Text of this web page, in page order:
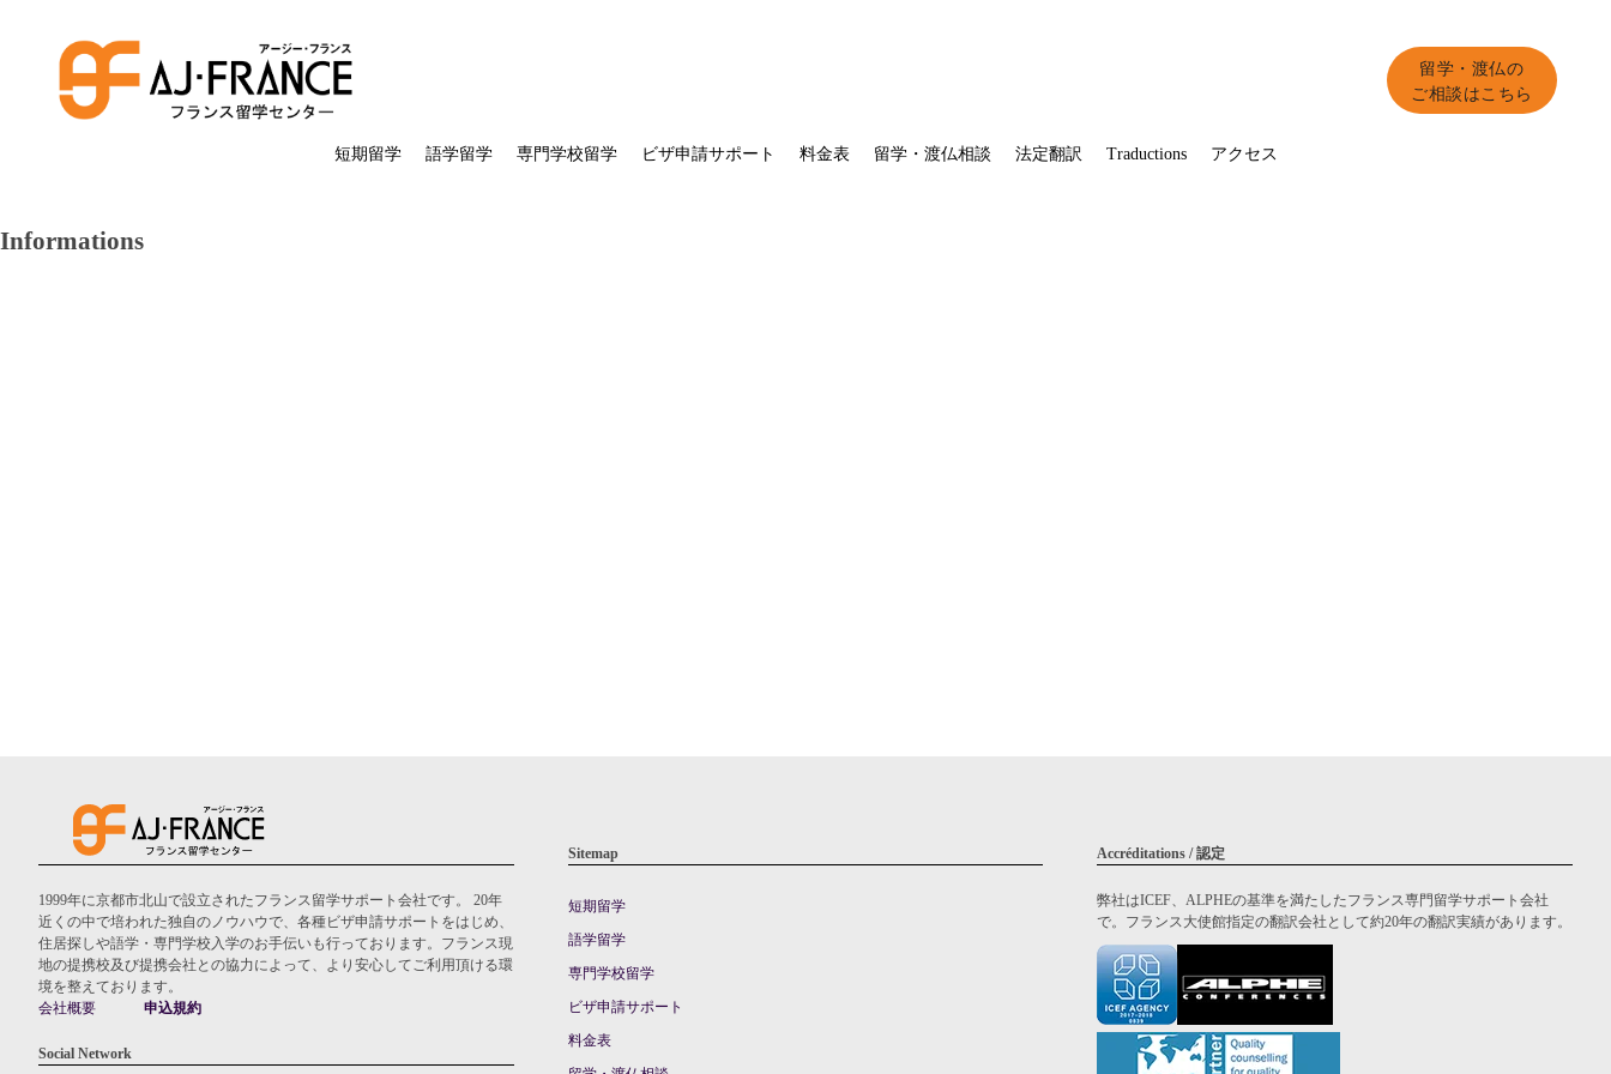
留学・渡仏の
ご相談はこちら
短期留学 語学留学 専門学校留学 ビザ申請サポート 料金表 留学・渡仏相談 法定翻訳 Traductions アクセス
Informations
1999年に京都市北山で設立されたフランス留学サポート会社です。 20年
近くの中で培われた独自のノウハウで、各種ビザ申請サポートをはじめ、
住居探しや語学・専門学校入学のお手伝いも行っております。フランス現
地の提携校及び提携会社との協力によって、より安心してご利用頂ける環
境を整えております。
会社概要
申込規約
Social Network
Sitemap
短期留学
語学留学
専門学校留学
ビザ申請サポート
料金表
Accréditations / 認定
弊社はICEF、ALPHEの基準を満たしたフランス専門留学サポート会社
で。フランス大使館指定の翻訳会社として約20年の翻訳実績があります。